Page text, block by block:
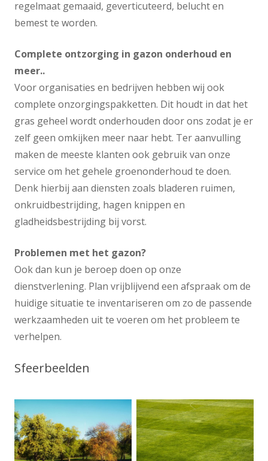
regelmaat gemaaid, geverticuteerd, belucht en
bemest te worden.
Complete ontzorging in gazon onderhoud en
meer..
Voor organisaties en bedrijven hebben wij ook
complete onzorgingspakketten. Dit houdt in dat het
gras geheel wordt onderhouden door ons zodat je er
zelf geen omkijken meer naar hebt. Ter aanvulling
maken de meeste klanten ook gebruik van onze
service om het gehele groenonderhoud te doen.
Denk hierbij aan diensten zoals bladeren ruimen,
onkruidbestrijding, hagen knippen en
gladheidsbestrijding bij vorst.
Problemen met het gazon?
Ook dan kun je beroep doen op onze
dienstverlening. Plan vrijblijvend een afspraak om de
huidige situatie te inventariseren om zo de passende
werkzaamheden uit te voeren om het probleem te
verhelpen.
Sfeerbeelden